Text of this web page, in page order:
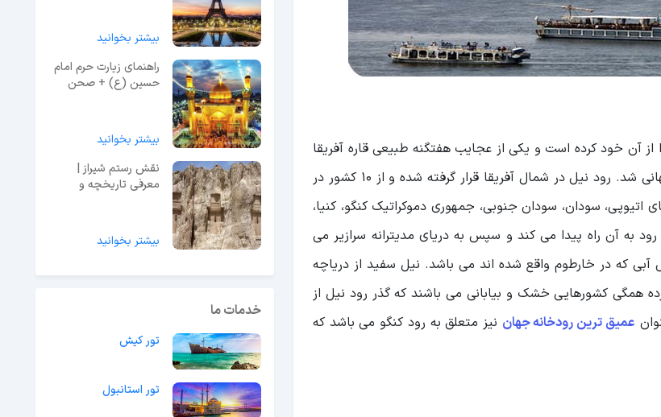
رود جهان را از آن خود کرده است و یکی از عجایب هفتگنه طبیعی قاره آفریقا
به شمار می آید که در سال 2013 نیز رود نیل با همین عنوان ثبت جهانی شد. رود نیل در شمال آفریقا قرار گرفته شده و از 10 کشور در
اتیوپی، سودان، سودان جنوبی، جمهوری دموکراتیک کنگو، کنیا،
به آن راه پیدا می کند و سپس به دریای مدیترانه سرازیر می
که در خارطوم واقع شده اند می باشد. نیل سفید از دریاچه
همگی کشورهایی خشک و بیابانی می باشند که گذر رود نیل از
عمیق ترین رودخانه جهان نیز متعلق به رود کنگو می باشد که
بیشتر بخوانید
راهنمای زیارت حرم امام
حسین (ع) + صحن
بیشتر بخوانید
نقش رستم شیراز |
معرفی تاریخچه و
بیشتر بخوانید
خدمات ما
تور کیش
تور استانبول